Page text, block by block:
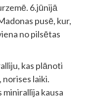
6.jūnijā
pusē, kur,
no pilsētas
kas plānoti
laiki.
minirallija kausa